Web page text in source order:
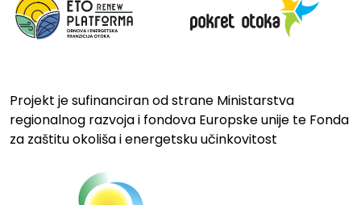
Projekt je sufinanciran od strane Ministarstva
regionalnog razvoja i fondova Europske unije te Fonda
za zaštitu okoliša i energetsku učinkovitost